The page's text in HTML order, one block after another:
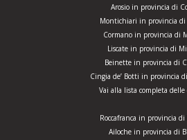
Arosio in provincia di
Montichiari in provincia di
Cormano in provincia di
Liscate in provincia di
Beinette in provincia di
Cingia de’ Botti in provincia
Vai alla lista completa
Roccafranca in provincia di
Ailoche in provincia di